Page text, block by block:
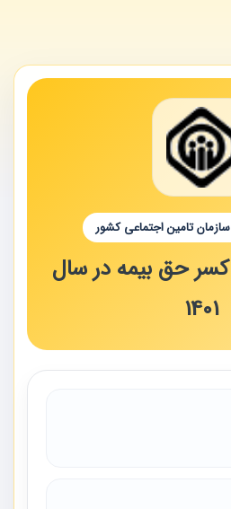
تامین اجتماعی کشور
حق ‏بیمه در سال
1401